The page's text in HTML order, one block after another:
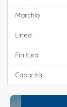
Marchio
Linea
Finitura
Capacità